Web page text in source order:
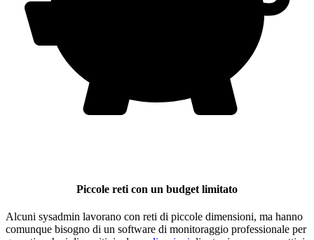
Piccole reti con un budget limitato
Alcuni sysadmin lavorano con reti di piccole dimensioni, ma hanno
comunque bisogno di un software di monitoraggio professionale per